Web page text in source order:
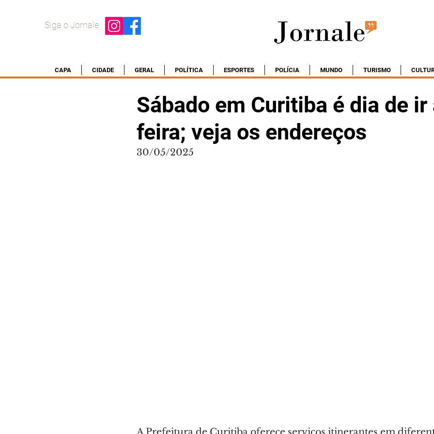
Siga o Jornale
CAPA CIDADE GERAL POLÍTICA ESPORTES POLÍCIA MUNDO TURISMO
Sábado em Curitiba é dia de ir
feira; veja os endereços
30/05/2025